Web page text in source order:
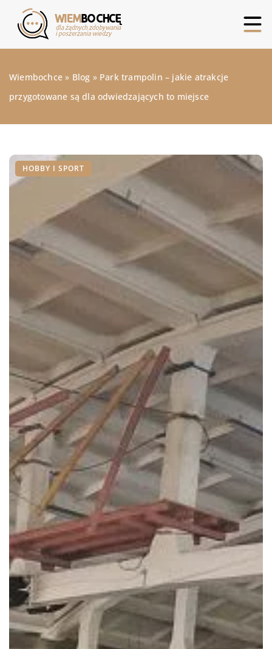
Wiembochce » Blog » Park trampolin – jakie atrakcje
przygotowane są dla odwiedzających to miejsce
HOBBY I SPORT